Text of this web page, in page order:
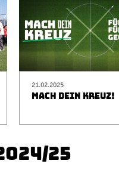
21.02.2025
MACH DEIN KREUZ!
25